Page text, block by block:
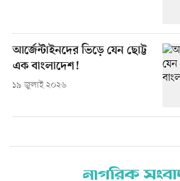
আর্জেন্টাইনদের ভিড়ে যেন ছোট্ট
এক বাংলাদেশ!
১৯ জুলাই ২০২৬